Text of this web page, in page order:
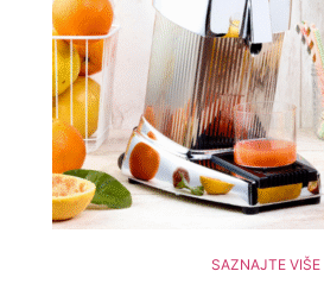
SAZNAJTE VIŠE